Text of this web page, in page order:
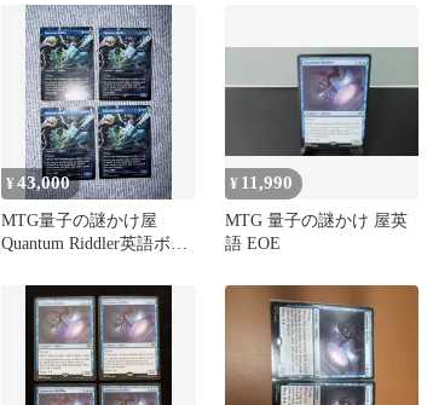
¥43,000
MTG量子の謎かけ屋
Quantum Riddler英語ボー
¥ 11,990
MTG 量子の謎かけ 屋英
語 EOE